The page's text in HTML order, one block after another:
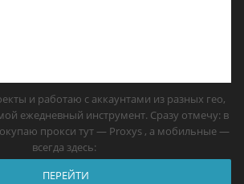
и работаю с аккаунтами из разных гео,
ежедневный инструмент. Сразу отмечу: в
прокси тут — Proxys , а мобильные —
всегда здесь:
ПЕРЕЙТИ